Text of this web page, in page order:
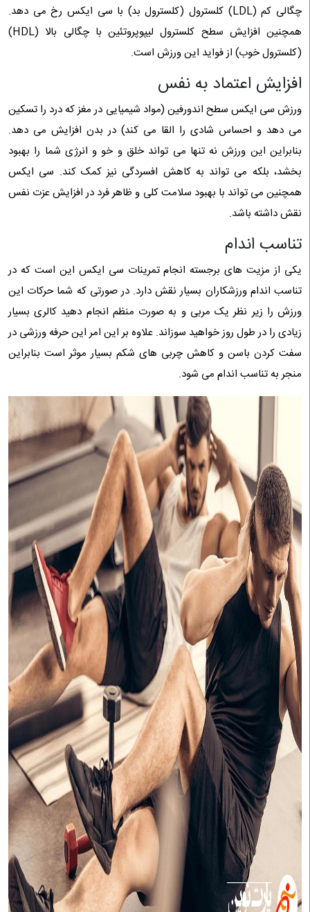
چگالی کم (LDL) کلسترول (کلسترول بد) با سی ایکس رخ می دهد.
همچنین افزایش سطح کلسترول لیپوپروتئین با چگالی بالا (HDL)
(کلسترول خوب) از فواید این ورزش است.
افزایش اعتماد به نفس
ورزش سی ایکس سطح اندورفین (مواد شیمیایی در مغز که درد را تسکین
می دهد و احساس شادی را القا می کند) در بدن افزایش می دهد.
بنابراین این ورزش نه تنها می تواند خلق و خو و انرژی شما را بهبود
بخشد، بلکه می تواند به کاهش افسردگی نیز کمک کند. سی ایکس
همچنین می تواند با بهبود سلامت کلی و ظاهر فرد در افزایش عزت نفس
نقش داشته باشد.
تناسب اندام
یکی از مزیت‌ های برجسته انجام تمرینات سی ایکس این است که در
تناسب اندام ورزشکاران بسیار نقش دارد. در صورتی که شما حرکات این
ورزش را زیر نظر یک مربی و به صورت منظم انجام دهید کالری بسیار
زیادی را در طول روز خواهید سوزاند. علاوه بر این امر این حرفه ورزشی در
سفت کردن باسن و کاهش چربی های شکم بسیار موثر است بنابراین
منجر به تناسب اندام می شود.